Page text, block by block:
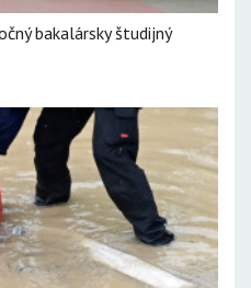
bakalársky študijný